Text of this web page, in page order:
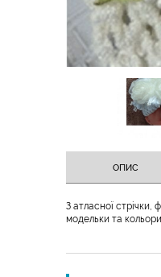
ОПИС
З атласної стрічки,
модельки та кольори.